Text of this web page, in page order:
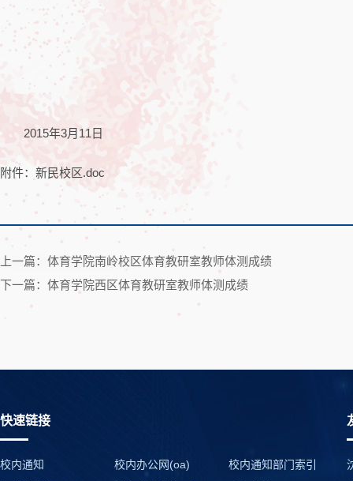
2015年3月11日
附件：新民校区.doc
上一篇：体育学院南岭校区体育教研室教师体测成绩
下一篇：体育学院西区体育教研室教师体测成绩
快速链接
校内通知 校内办公网(oa)
校内通知部门索引